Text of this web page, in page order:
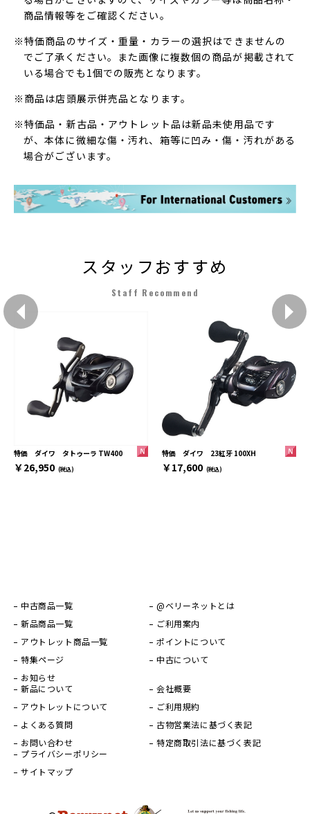
商品情報等をご確認ください。
※特価商品のサイズ・重量・カラーの選択はできませんの
でご了承ください。また画像に複数個の商品が掲載されて
いる場合でも1個での販売となります。
※商品は店頭展示併売品となります。
※特価品・新古品・アウトレット品は新品未使用品です
が、本体に微細な傷・汚れ、箱等に凹み・傷・汚れがある
場合がございます。
スタッフおすすめ
Staff Recommend
特価 ダイワ タトゥーラ TW400
￥26,950 (税込)
特価 ダイワ 23紅牙 100XH
￥17,600 (税込)
中古商品一覧
新品商品一覧
アウトレット商品一覧
特集ページ
お知らせ
@ベリーネットとは
ご利用案内
ポイントについて
中古について
新品について
アウトレットについて
よくある質問
お問い合わせ
会社概要
ご利用規約
古物営業法に基づく表記
特定商取引法に基づく表記
プライバシーポリシー
サイトマップ